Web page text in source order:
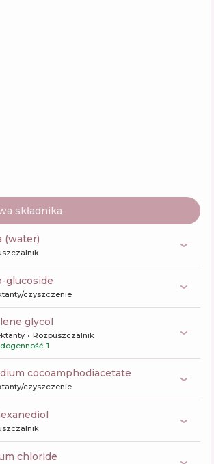
składnika
(water)
glucoside
czyszczenie
glycol
Rozpuszczalnik
1
cocoamphodiacetate
czyszczenie
chloride